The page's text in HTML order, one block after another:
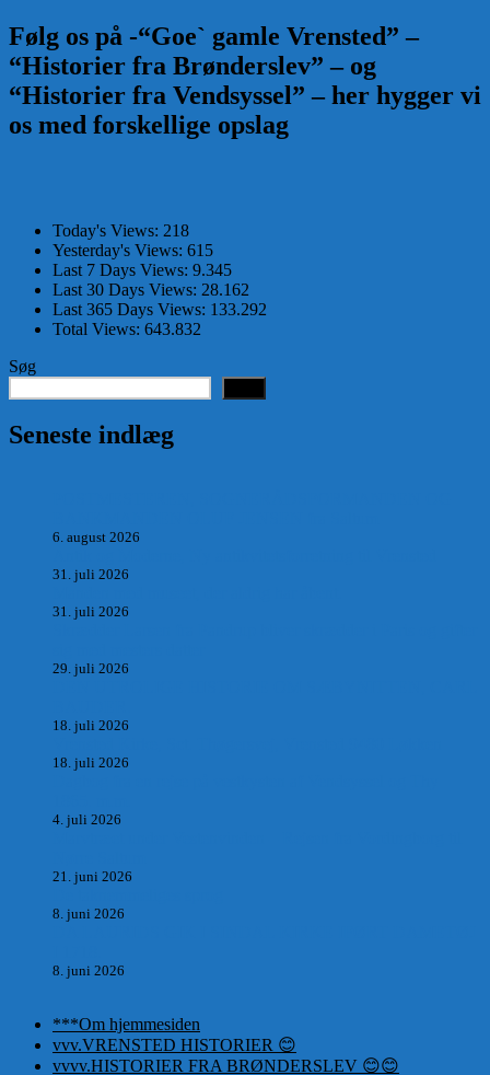
Følg os på -“Goe` gamle Vrensted” –
“Historier fra Brønderslev” – og
“Historier fra Vendsyssel” – her hygger vi
os med forskellige opslag
Today's Views: 218
Yesterday's Views: 615
Last 7 Days Views: 9.345
Last 30 Days Views: 28.162
Last 365 Days Views: 133.292
Total Views: 643.832
Søg
Seneste indlæg
6. august 2026
31. juli 2026
31. juli 2026
29. juli 2026
18. juli 2026
18. juli 2026
4. juli 2026
21. juni 2026
8. juni 2026
8. juni 2026
***Om hjemmesiden
vvv.VRENSTED HISTORIER 😊
vvvv.HISTORIER FRA BRØNDERSLEV 😊😊